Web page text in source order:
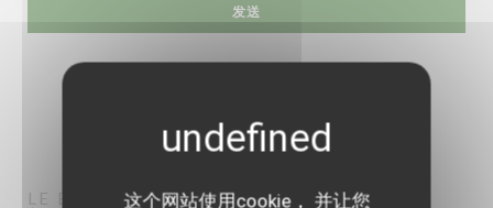
这个网站使用cookie， 并让您
LE BRAQUE